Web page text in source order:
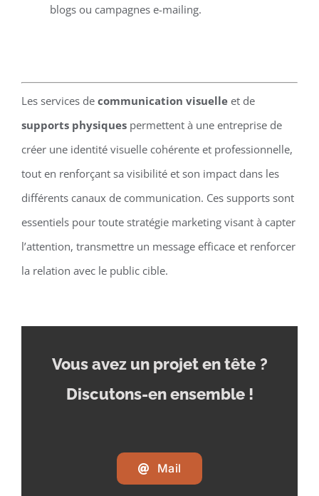
blogs ou campagnes e-mailing.
Les services de communication visuelleet de
supports physiquespermettent à une entreprise de
créer une identité visuelle cohérente et professionnelle,
tout en renforçant sa visibilité et son impact dans les
différents canaux de communication. Ces supports sont
essentiels pour toute stratégie marketing visant à capter
l’attention, transmettre un message efficace et renforcer
la relation avec le public cible.
Vous avez un projet en tête ?
Discutons-en ensemble !
Mail